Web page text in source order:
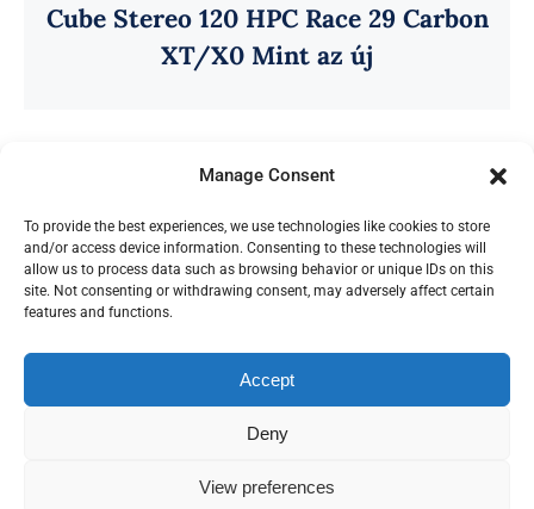
Manage Consent
To provide the best experiences, we use technologies like cookies to store
and/or access device information. Consenting to these technologies will
allow us to process data such as browsing behavior or unique IDs on this
site. Not consenting or withdrawing consent, may adversely affect certain
features and functions.
Accept
Deny
View preferences
Cube Stereo 120 HPC Race 29 Carbon
XT/X0 Mint az új
| All Rights Reserved | Powered by